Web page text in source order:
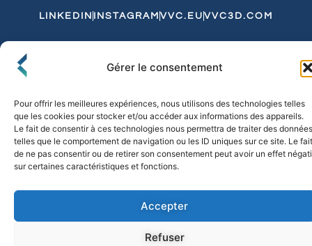
Gérer le consentement
Pour offrir les meilleures expériences, nous utilisons des technologies telles
que les cookies pour stocker et/ou accéder aux informations des appareils.
Le fait de consentir à ces technologies nous permettra de traiter des données
telles que le comportement de navigation ou les ID uniques sur ce site. Le fait
de ne pas consentir ou de retirer son consentement peut avoir un effet
sur certaines caractéristiques et fonctions.
Accepter
Refuser
LINKEDIN INSTAGRAM VVC.EU VVC3D.COM
Politique de Confidentialité et de CookiesExpédition et Livraison
© 2026 FLO & CO. All Rights Reserved